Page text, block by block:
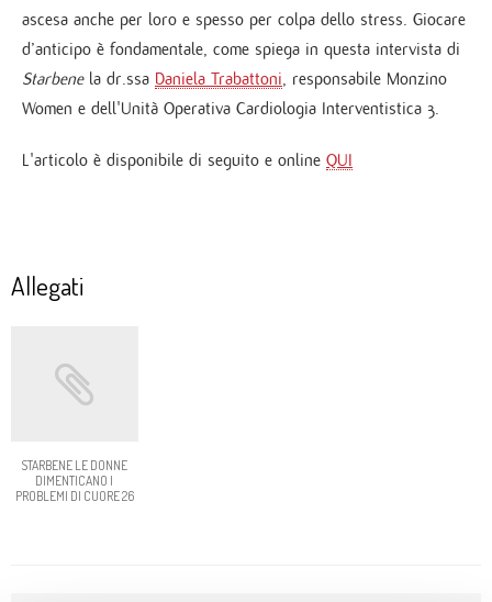
ascesa anche per loro e spesso per colpa dello stress. Giocare
d’anticipo è fondamentale, come spiega in questa intervista di
Starbenela dr.ssa Daniela Trabattoni , responsabile Monzino
Women e dell'Unità Operativa Cardiologia Interventistica 3.
L'articolo è disponibile di seguito e online QUI
Allegati
STARBENE LE DONNE
DIMENTICANO I
PROBLEMI DI CUORE 26